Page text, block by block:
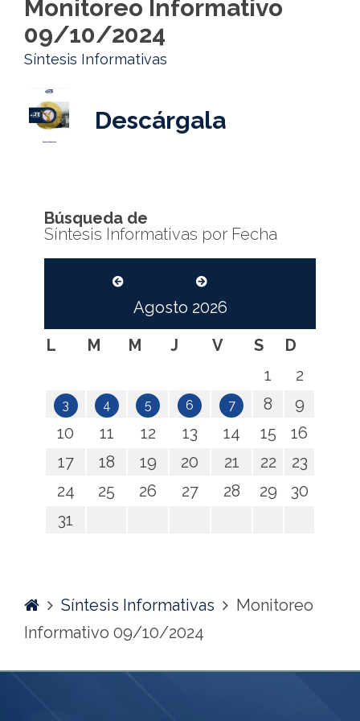
Monitoreo Informativo
09/10/2024
Síntesis Informativas
Descárgala
Búsqueda de
Síntesis Informativas por Fecha
Agosto 2026
L
M M J V S
D
1
2
3 4 5 6 7 8
9
10
11 12 13 14 15
16
17
18 19 20 21 22
23
24
25 26 27 28 29
30
31
HomeSíntesis Informativas
Monitoreo
Informativo 09/10/2024